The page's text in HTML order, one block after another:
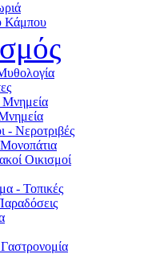
Κάμπου
Μνημεία
- Nεροτριβές
Οικισμοί
- Τοπικές